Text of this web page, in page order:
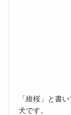
「維桜」と書
犬です。